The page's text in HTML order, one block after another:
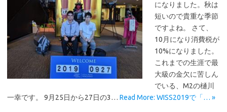
になりました。秋は
短いので貴重な季節
ですよね。 さて、
10月になり消費税が
10%になりました。
これまでの生涯で最
大級の金欠に苦しん
でいる、M2の樋川
一幸です。 9月25日から27日の3… Read More: WISS2019で「… »